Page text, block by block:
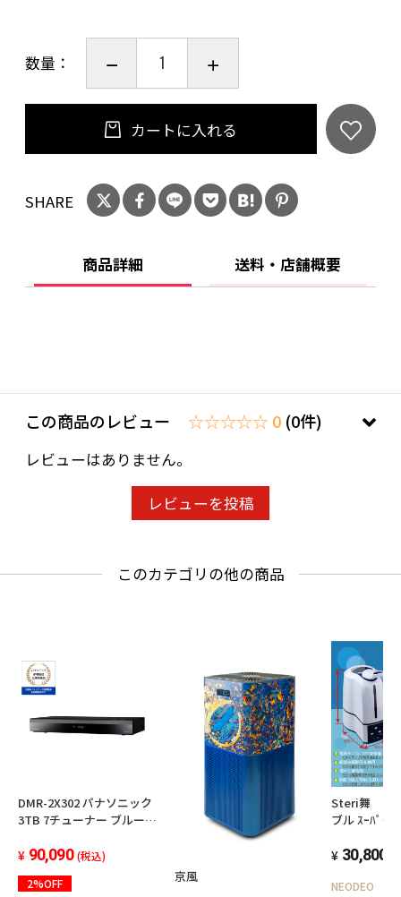
さらに、中央に配置したウーハーユニットは、
迫力の低音を奏で、臨場感を高めます。
〈地震に強く倒れにくい「転倒防止スタンド」
搭載〉
ても転倒・落下しないことを保証するものでは
ビの転倒・落下に伴う損害については補償いた
しかねます。使用上の注意を十分ご確認のう
設置面から離れる力がはたらくと、テレビ台に
ます。（※凹凸のない平らな面に設置してくださ
い。凹凸のある設置面では、吸着効果を発揮し
ません。また、設置面の素材、使用場所や使用
※）
数量：
カートに入れる
SHARE
商品詳細 送料・店舗概要
この商品のレビュー ☆☆☆☆☆ 0 (0件)
レビューはありません。
レビューを投稿
このカテゴリの他の商品
DMR-2X302 パナソニック
3TB 7チューナー ブルーレ
ネル同時録画 どこでもディ
90,090 (税込)
2%OFF
京風
Steri舞 ス
ブル ｽｰﾊﾟｰ
面積23㎡（
30,800
NEODEO